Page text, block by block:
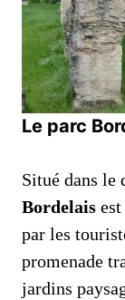
Le parc
Situé dans le
Bordelais
par les
promenade
jardins